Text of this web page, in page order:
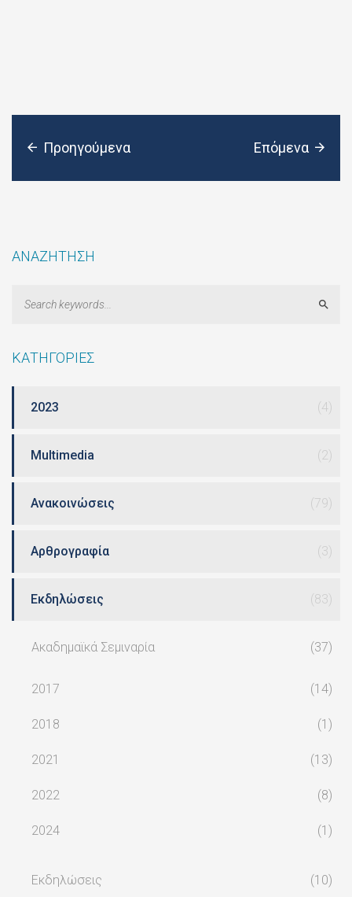
Προηγούμενα Επόμενα
ΑΝΑΖΗΤΗΣΗ
ΚΑΤΗΓΟΡΙΕΣ
2023 (4)
Multimedia (2)
Ανακοινώσεις (79)
Αρθρογραφία (3)
Εκδηλώσεις (83)
Ακαδημαϊκά Σεμιναρία (37)
2017 (14)
2018 (1)
2021 (13)
2022 (8)
2024 (1)
Εκδηλώσεις (10)